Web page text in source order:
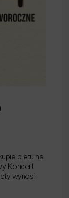
biletu na
Koncert
wynosi